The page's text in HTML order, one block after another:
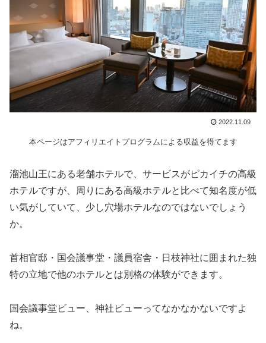
2022.11.09
本ページはアフィリエイトプログラムによる収益を得てます
溜池山王にある老舗ホテルで、サービスがピカイチの高級
ホテルですが、周りにある高級ホテルと比べて知名度が低
い気がしていて、少し穴場ホテルなのではないでしょう
か。
首相官邸・国会議事堂・議員宿舎・日枝神社に囲まれた独
特の立地で他のホテルとは別格の体験ができます。
国会議事堂ビュー、神社ビューってなかなかないですよ
ね。